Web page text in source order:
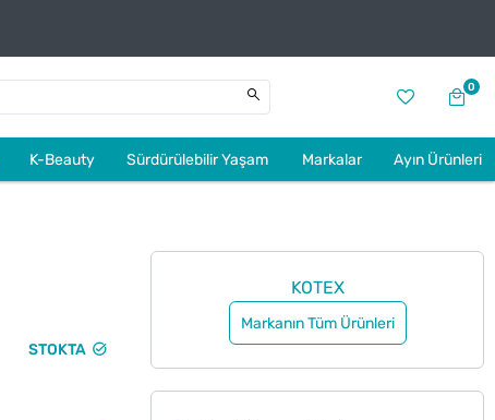
0
K-Beauty Sürdürülebilir Yaşam Markalar Ayın Ürünleri
STOKTA
KOTEX
Markanın Tüm Ürünleri